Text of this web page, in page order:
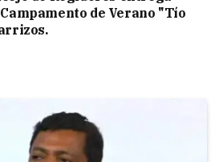
de Verano "Tío